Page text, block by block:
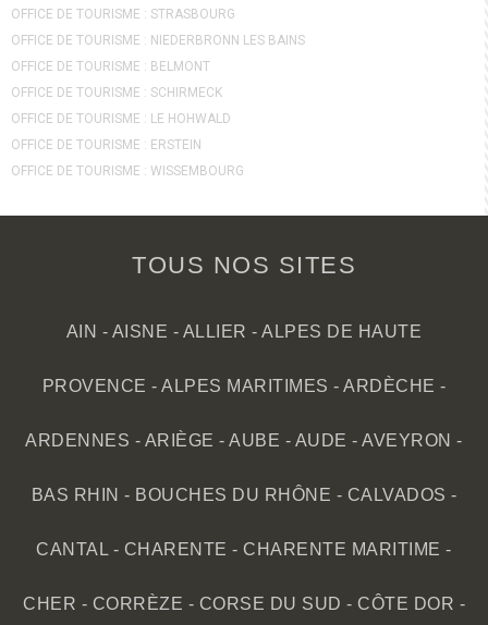
OFFICE DE TOURISME : STRASBOURG
OFFICE DE TOURISME : NIEDERBRONN LES BAINS
OFFICE DE TOURISME : BELMONT
OFFICE DE TOURISME : SCHIRMECK
OFFICE DE TOURISME : LE HOHWALD
OFFICE DE TOURISME : ERSTEIN
OFFICE DE TOURISME : WISSEMBOURG
TOUS NOS SITES
AIN - AISNE - ALLIER -ALPES DE HAUTE
PROVENCE - ALPES MARITIMES - ARDÈCHE -
ARDENNES - ARIÈGE -AUBE - AUDE -AVEYRON -
BAS RHIN - BOUCHES DU RHÔNE - CALVADOS -
CANTAL - CHARENTE -CHARENTE MARITIME -
CHER - CORRÈZE - CORSE DU SUD - CÔTE DOR -